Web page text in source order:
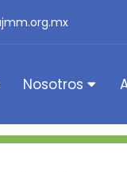
Nosotros